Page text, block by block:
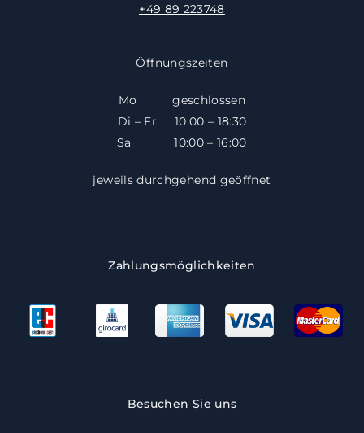
+49 89 223748
Öffnungszeiten
Mo geschlossen
Di – Fr 10:00 – 18:30
​​Sa 10:00 – 16:00
jeweils durchgehend geöffnet
Zahlungsmöglichkeiten
Besuchen Sie uns